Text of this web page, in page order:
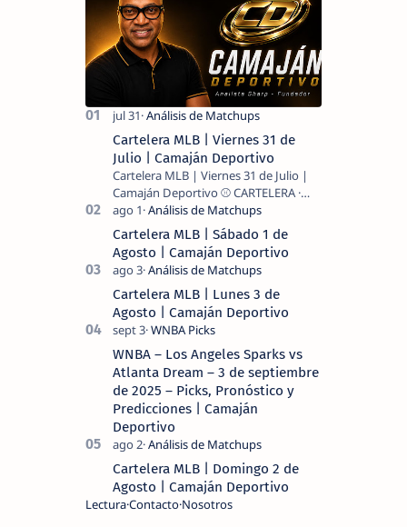
Cartelera MLB | Viernes 31 de
Julio | Camaján Deportivo
Cartelera MLB | Viernes 31 de Julio |
Camaján Deportivo ⚾ CARTELERA ·
MLB 2026 ⚾ MI LECTURA DEL DÍA …
Cartelera MLB | Sábado 1 de
Agosto | Camaján Deportivo
Cartelera MLB | Lunes 3 de
Agosto | Camaján Deportivo
WNBA – Los Angeles Sparks vs
Atlanta Dream – 3 de septiembre
de 2025 – Picks, Pronóstico y
Predicciones | Camaján
Deportivo
Cartelera MLB | Domingo 2 de
Agosto | Camaján Deportivo
LecturaContacto Nosotros